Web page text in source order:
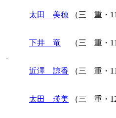
-
太田 美穂 （三 重・
下井 竜 （三 重・
近澤 諒香 （三 重・
太田 瑛美 （三 重・